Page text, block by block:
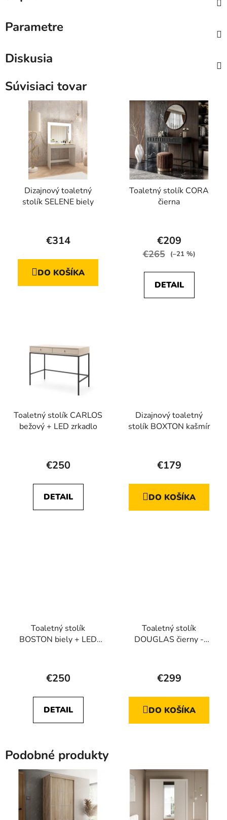
Parametre
Diskusia
Súvisiaci tovar
Dizajnový toaletný
stolík SELENE biely
€314
DO KOŠÍKA
Toaletný stolík CORA
čierna
hodnotenie
produktu
z
€209
€265 (–21 %)
DETAIL
Toaletný stolík CARLOS
bežový + LED zrkadlo
hodnotenie
je
5,0
€250
DETAIL
Dizajnový toaletný
stolík BOXTON kašmír
hodnotenie
je
4,8
€179
DO KOŠÍKA
Toaletný stolík
BOSTON biely + LED
hodnotenie
je
5,0
hviezdičiek.
€250
DETAIL
Toaletný stolík
DOUGLAS čierny -
€299
DO KOŠÍKA
Podobné produkty